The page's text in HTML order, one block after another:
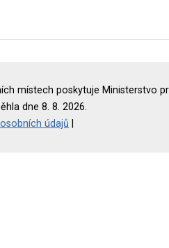
místech poskytuje Ministerstvo
dne 8. 8. 2026.
údajů